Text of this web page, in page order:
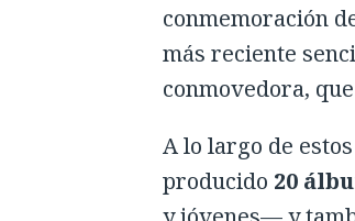
conmemoración
más reciente
conmovedora,
A lo largo de
producido 20